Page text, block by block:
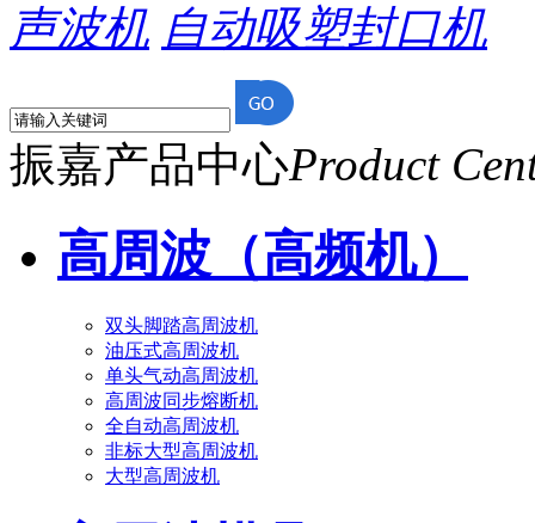
声波机 自动吸塑封口机
振嘉产品中心Product
高周波（高频机）
双头脚踏高周波机
油压式高周波机
单头气动高周波机
高周波同步熔断机
全自动高周波机
非标大型高周波机
大型高周波机